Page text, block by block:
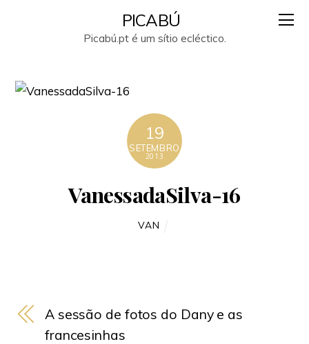
PICABÚ
Picabú.pt é um sítio ecléctico.
19
SETEMBRO
2013
VanessadaSilva-16
VAN
A sessão de fotos do Dany e as
francesinhas